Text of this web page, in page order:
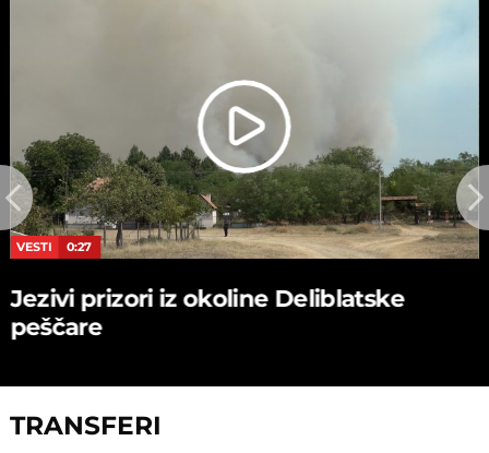
VESTI 0:27
Jezivi prizori iz okoline Deliblatske
peščare
TRANSFERI